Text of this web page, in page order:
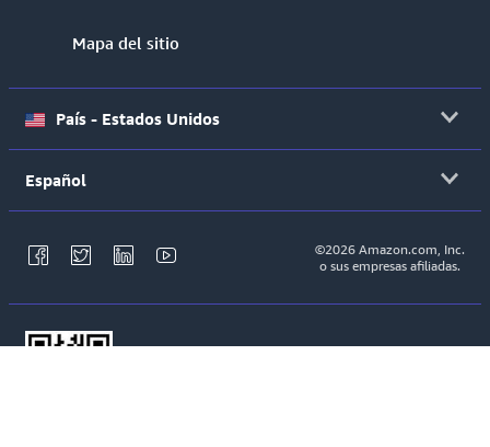
Mapa del sitio
País - Estados Unidos
Español
©2026 Amazon.com, Inc.
o sus empresas afiliadas.